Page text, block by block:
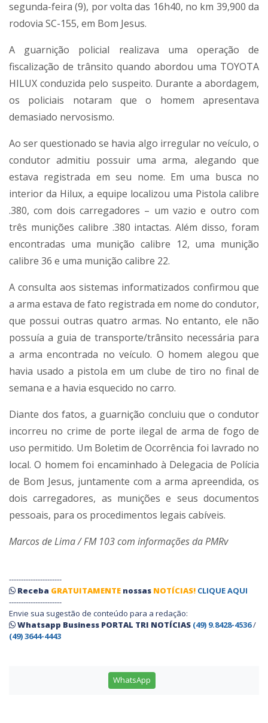
segunda-feira (9), por volta das 16h40, no km 39,900 da
rodovia SC-155, em Bom Jesus.
A guarnição policial realizava uma operação de
fiscalização de trânsito quando abordou uma TOYOTA
HILUX conduzida pelo suspeito. Durante a abordagem,
os policiais notaram que o homem apresentava
demasiado nervosismo.
Ao ser questionado se havia algo irregular no veículo, o
condutor admitiu possuir uma arma, alegando que
estava registrada em seu nome. Em uma busca no
interior da Hilux, a equipe localizou uma Pistola calibre
.380, com dois carregadores – um vazio e outro com
três munições calibre .380 intactas. Além disso, foram
encontradas uma munição calibre 12, uma munição
calibre 36 e uma munição calibre 22.
A consulta aos sistemas informatizados confirmou que
a arma estava de fato registrada em nome do condutor,
que possui outras quatro armas. No entanto, ele não
possuía a guia de transporte/trânsito necessária para
a arma encontrada no veículo. O homem alegou que
havia usado a pistola em um clube de tiro no final de
semana e a havia esquecido no carro.
Diante dos fatos, a guarnição concluiu que o condutor
incorreu no crime de porte ilegal de arma de fogo de
uso permitido. Um Boletim de Ocorrência foi lavrado no
local. O homem foi encaminhado à Delegacia de Polícia
de Bom Jesus, juntamente com a arma apreendida, os
dois carregadores, as munições e seus documentos
pessoais, para os procedimentos legais cabíveis.
Marcos de Lima / FM 103 com informações da PMRv
----------------------
Receba GRATUITAMENTE nossas NOTÍCIAS! CLIQUE AQUI
----------------------
Envie sua sugestão de conteúdo para a redação:
Whatsapp Business PORTAL TRI NOTÍCIAS (49) 9.8428-4536/
(49) 3644-4443
WhatsApp